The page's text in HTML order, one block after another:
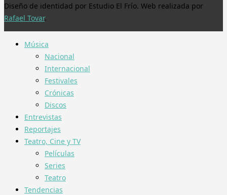
Diseño de identidad por Estudio El Frío. Web realizada por
Rafael Tovar.
Música
Nacional
Internacional
Festivales
Crónicas
Discos
Entrevistas
Reportajes
Teatro, Cine y TV
Películas
Series
Teatro
Tendencias